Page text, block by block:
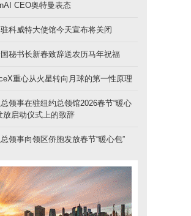
CEO奥特曼表态
科威特大使馆今天宣布将关闭
秘书长新春致辞送农历马年祝福
重心从火星转向月球的第一性原理
领事在驻纽约总领馆2026春节“暖心
放启动仪式上的致辞
领事向领区侨胞发放春节“暖心包”